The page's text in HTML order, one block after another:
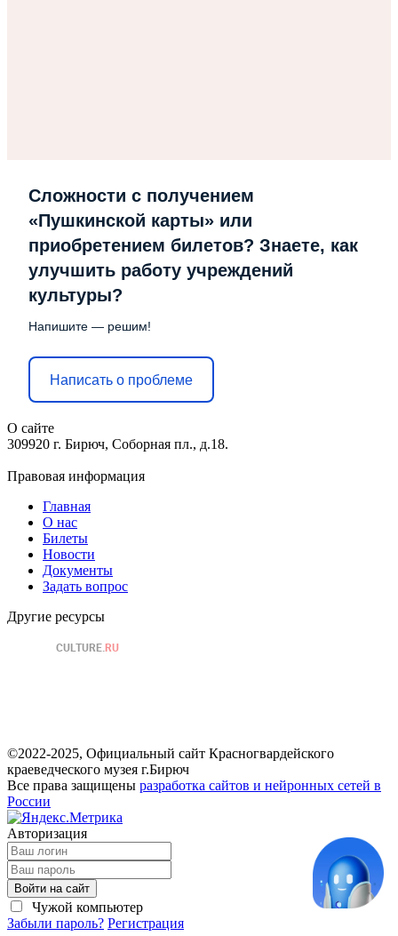
Сложности с получением
«Пушкинской карты» или
приобретением билетов? Знаете, как
улучшить работу учреждений
культуры?
Напишите — решим!
Написать о проблеме
О сайте
309920 г. Бирюч, Соборная пл., д.18.
Правовая информация
Главная
О нас
Билеты
Новости
Документы
Задать вопрос
Другие ресурсы
©2022-2025, Официальный сайт Красногвардейского
краеведческого музея г.Бирюч
Все права защищены разработка сайтов и нейронных сетей в
России
Авторизация
Войти на сайт
Чужой компьютер
Забыли пароль? Регистрация